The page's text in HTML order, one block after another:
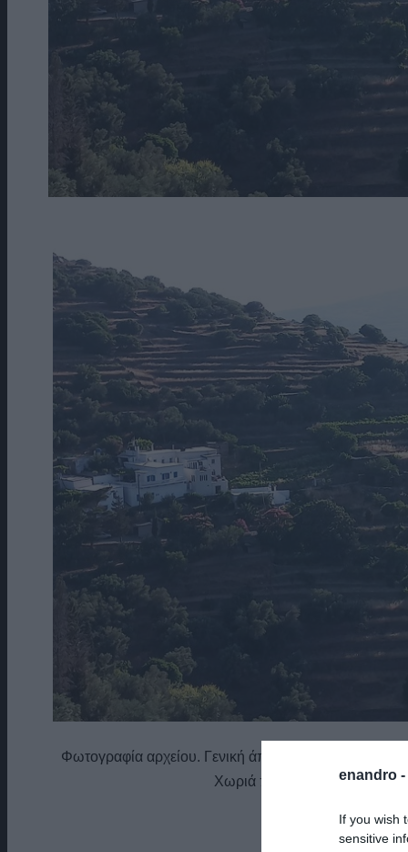
enandro -
If you wish
sensitive
Φωτογραφία αρχείου. Γενική άποψη Πέρα Χωριά.
Χωριά περιμένει το νερό της